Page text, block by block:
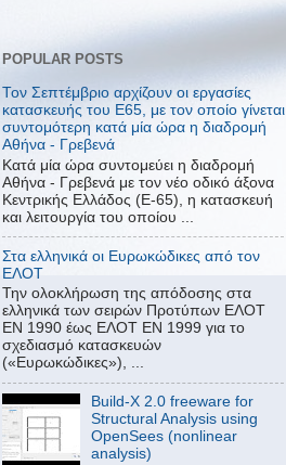
POPULAR POSTS
Τον Σεπτέμβριο αρχίζουν οι εργασίες
κατασκευής του Ε65, με τον οποίο γίνεται
συντομότερη κατά μία ώρα η διαδρομή
Αθήνα - Γρεβενά
Κατά μία ώρα συντομεύει η διαδρομή
Αθήνα - Γρεβενά με τον νέο οδικό άξονα
Κεντρικής Ελλάδος (Ε-65), η κατασκευή
και λειτουργία του οποίου ...
Στα ελληνικά οι Ευρωκώδικες από τον
ΕΛΟΤ
Την ολοκλήρωση της απόδοσης στα
ελληνικά των σειρών Προτύπων ΕΛΟΤ
ΕΝ 1990 έως ΕΛΟΤ EN 1999 για το
σχεδιασμό κατασκευών
(«Ευρωκώδικες»), ...
Build-X 2.0 freeware for
Structural Analysis using
OpenSees (nonlinear
analysis)